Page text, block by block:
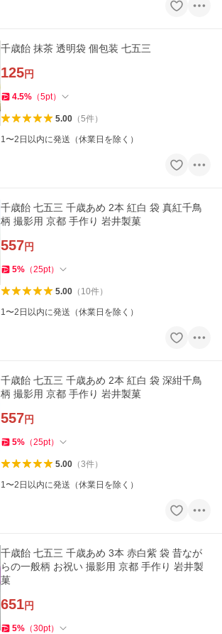
千歳飴 抹茶 透明袋 個包装 七五三
125円
4.5% （5pt）
5.00（5件）
1〜2日以内に発送（休業日を除く）
千歳飴 七五三 千歳あめ 2本 紅白 袋 真紅千鳥
柄 撮影用 京都 手作り 岩井製菓
557円
5% （25pt）
5.00（ 10件）
1〜2日以内に発送（休業日を除く）
千歳飴 七五三 千歳あめ 2本 紅白 袋 深紺千鳥
柄 撮影用 京都 手作り 岩井製菓
557円
5% （25pt）
5.00（3件）
1〜2日以内に発送（休業日を除く）
千歳飴 七五三 千歳あめ 3本 赤白紫 袋 昔なが
らの一般柄 お祝い 撮影用 京都 手作り 岩井製
菓
651円
5% （30pt）